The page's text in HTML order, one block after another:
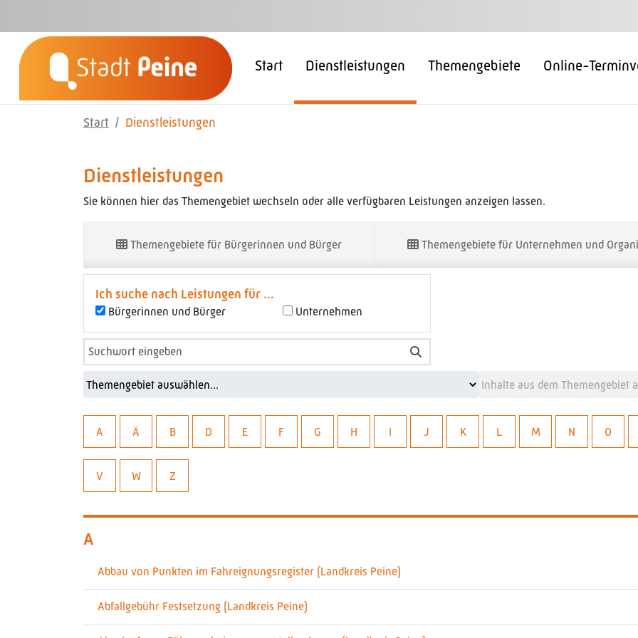
Start Dienstleistungen Themengebiete Online-
Start Dienstleistungen
Dienstleistungen
Sie können hier das Themengebiet wechseln oder alle verfügbaren Leistungen anzeigen lassen.
Themengebiete für Bürgerinnen und Bürger Themengebiete für Unternehmen und
Ich suche nach Leistungen für ...
Bürgerinnen und Bürger Unternehmen
A Ä B D E F G H I J K L M N O
V W Z
A
Abbau von Punkten im Fahreignungsregister (Landkreis Peine)
Abfallgebühr Festsetzung (Landkreis Peine)